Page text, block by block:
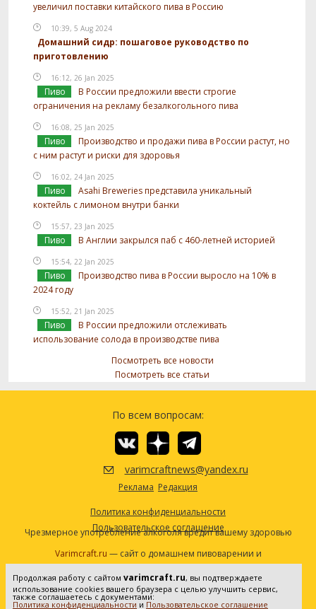
увеличил поставки китайского пива в Россию
10:39, 5 Aug 2024
Домашний сидр: пошаговое руководство по
приготовлению
16:12, 26 Jan 2025
Пиво
В России предложили ввести строгие
ограничения на рекламу безалкогольного пива
16:08, 25 Jan 2025
Пиво
Производство и продажи пива в России растут, но
с ним растут и риски для здоровья
16:02, 24 Jan 2025
Пиво
Asahi Breweries представила уникальный
коктейль с лимоном внутри банки
15:57, 23 Jan 2025
Пиво В Англии закрылся паб с 460-летней историей
15:54, 22 Jan 2025
Пиво
Производство пива в России выросло на 10% в
2024 году
15:52, 21 Jan 2025
Пиво
В России предложили отслеживать
использование солода в производстве пива
Посмотреть все новости
Посмотреть все статьи
По всем вопросам:
varimcraftnews@yandex.ru
Реклама Редакция
Политика конфиденциальности
Пользовательское соглашение
Чрезмерное употребление алкоголя вредит вашему здоровью
Varimcraft.ru — сайт о домашнем пивоварении и
самогоноварении.
Сетевое издание «Варимкрафт». Зарегистрировано в
Федеральной службе по надзору в сфере связи, информационных
Продолжая работу с сайтом varimcraft.ru, вы подтверждаете
использование cookies вашего браузера с целью улучшить сервис,
также соглашаетесь с документами:
Политика конфиденциальности и Пользовательское соглашение